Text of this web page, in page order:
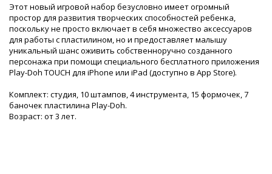
Этот новый игровой набор безусловно имеет огромный
простор для развития творческих способностей ребенка,
поскольку не просто включает в себя множество аксессуаров
для работы с пластилином, но и предоставляет малышу
уникальный шанс оживить собственноручно созданного
персонажа при помощи специального бесплатного приложения
Play-Doh TOUCH для iPhone или iPad (доступно в App Store).
Комплект: студия, 10 штампов, 4 инструмента, 15 формочек, 7
баночек пластилина Play-Doh.
Возраст: от 3 лет.